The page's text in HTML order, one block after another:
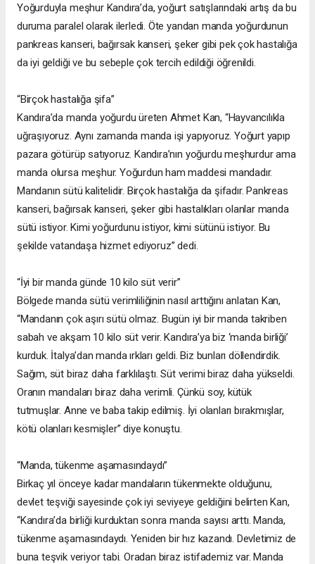
Yoğurduyla meşhur Kandıra’da, yoğurt satışlarındaki artış da bu
duruma paralel olarak ilerledi. Öte yandan manda yoğurdunun
pankreas kanseri, bağırsak kanseri, şeker gibi pek çok hastalığa
da iyi geldiği ve bu sebeple çok tercih edildiği öğrenildi.
“Birçok hastalığa şifa”
Kandıra’da manda yoğurdu üreten Ahmet Kan, “Hayvancılıkla
uğraşıyoruz. Aynı zamanda manda işi yapıyoruz. Yoğurt yapıp
pazara götürüp satıyoruz. Kandıra’nın yoğurdu meşhurdur ama
manda olursa meşhur. Yoğurdun ham maddesi mandadır.
Mandanın sütü kalitelidir. Birçok hastalığa da şifadır. Pankreas
kanseri, bağırsak kanseri, şeker gibi hastalıkları olanlar manda
sütü istiyor. Kimi yoğurdunu istiyor, kimi sütünü istiyor. Bu
şekilde vatandaşa hizmet ediyoruz” dedi.
“İyi bir manda günde 10 kilo süt verir”
Bölgede manda sütü verimliliğinin nasıl arttığını anlatan Kan,
“Mandanın çok aşırı sütü olmaz. Bugün iyi bir manda takriben
sabah ve akşam 10 kilo süt verir. Kandıra’ya biz ‘manda birliği’
kurduk. İtalya’dan manda ırkları geldi. Biz bunları döllendirdik.
Sağım, süt biraz daha farklılaştı. Süt verimi biraz daha yükseldi.
Oranın mandaları biraz daha verimli. Çünkü soy, kütük
tutmuşlar. Anne ve baba takip edilmiş. İyi olanları bırakmışlar,
kötü olanları kesmişler” diye konuştu.
“Manda, tükenme aşamasındaydı”
Birkaç yıl önceye kadar mandaların tükenmekte olduğunu,
devlet teşviği sayesinde çok iyi seviyeye geldiğini belirten Kan,
“Kandıra’da birliği kurduktan sonra manda sayısı arttı. Manda,
tükenme aşamasındaydı. Yeniden bir hız kazandı. Devletimiz de
buna teşvik veriyor tabi. Oradan biraz istifademiz var. Manda